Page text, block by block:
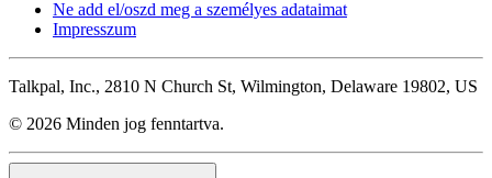
Ne add el/oszd meg a személyes adataimat
Impresszum
Talkpal, Inc., 2810 N Church St, Wilmington, Delaware 19802, US
© 2026 Minden jog fenntartva.